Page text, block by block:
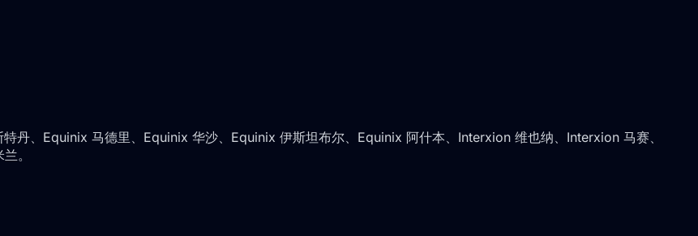
丹、Equinix 马德里、Equinix 华沙、Equinix 伊斯坦布尔、Equinix 阿什本、Interxion 维也纳、Interxion 马赛、
。